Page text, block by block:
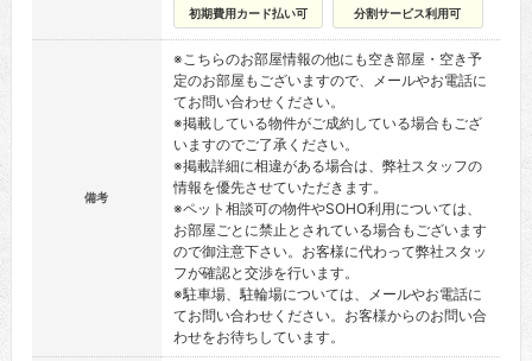
初期費用カード払い可 分割サービス利用可
備考
※こちらのお部屋情報の他にも空き部屋・空き予
定のお部屋もございますので、メールやお電話に
てお問い合わせください。
※掲載している物件がご成約している場合もござ
いますのでご了承ください。
※掲載詳細に相違がある場合は、弊社スタッフの
情報を優先させていただきます。
※ペット相談可の物件やSOHO利用については、
お部屋ごとに禁止とされている場合もございます
ので御注意下さい。お客様に代わって弊社スタッ
フが確認と交渉を行います。
※駐車場、駐輪場については、メールやお電話に
てお問い合わせください。お客様からのお問い合
わせをお待ちしています。